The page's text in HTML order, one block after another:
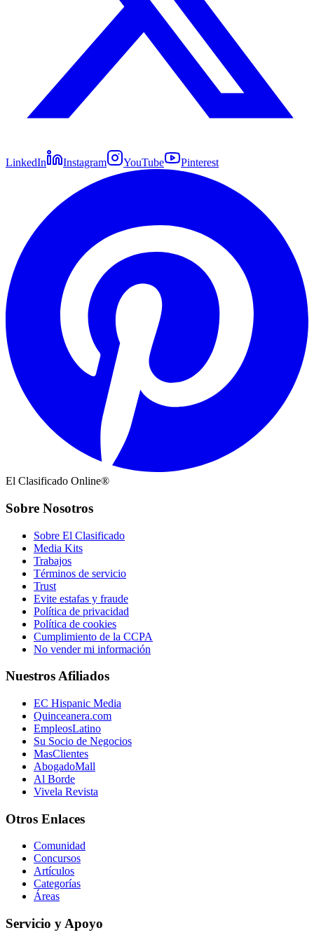
LinkedIn Instagram YouTube Pinterest
El Clasificado Online®
Sobre Nosotros
Sobre El Clasificado
Media Kits
Trabajos
Términos de servicio
Trust
Evite estafas y fraude
Política de privacidad
Política de cookies
Cumplimiento de la CCPA
No vender mi información
Nuestros Afiliados
EC Hispanic Media
Quinceanera.com
EmpleosLatino
Su Socio de Negocios
MasClientes
AbogadoMall
Al Borde
Vivela Revista
Otros Enlaces
Comunidad
Concursos
Artículos
Categorías
Áreas
Servicio y Apoyo